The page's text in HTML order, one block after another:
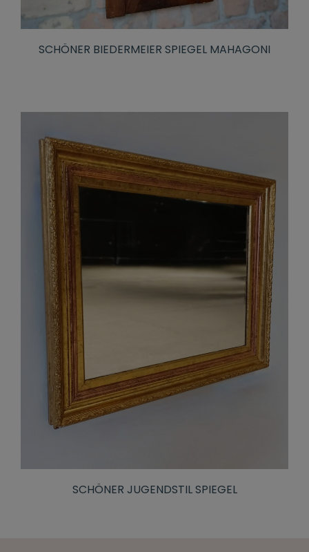
SCHÖNER BIEDERMEIER SPIEGEL MAHAGONI
SCHÖNER JUGENDSTIL SPIEGEL